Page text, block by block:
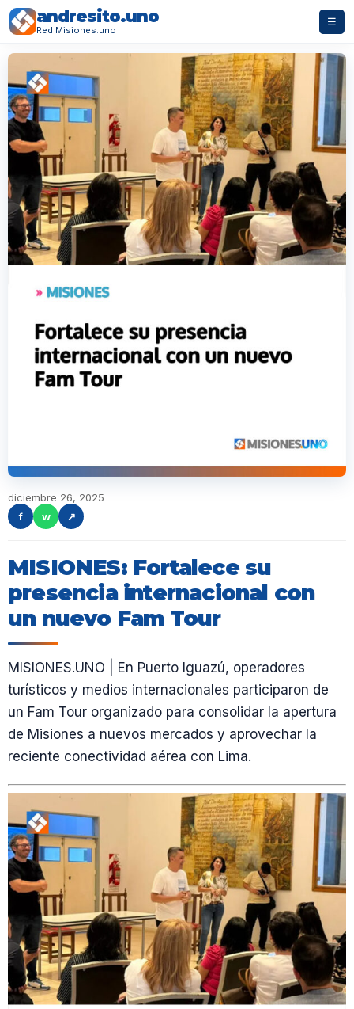
andresito.uno
Red Misiones.uno
☰
diciembre 26, 2025
f
w ↗
MISIONES: Fortalece su
presencia internacional con
un nuevo Fam Tour
MISIONES.UNO | En Puerto Iguazú, operadores
turísticos y medios internacionales participaron de
un Fam Tour organizado para consolidar la apertura
de Misiones a nuevos mercados y aprovechar la
reciente conectividad aérea con Lima.